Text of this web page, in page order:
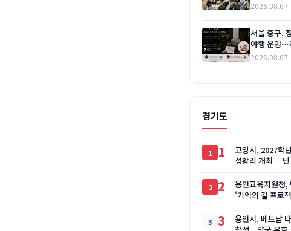
2026.08.07
서울 중구,
야행 운영…
2026.08.07
경기도
1
고양시, 2027학
성황리 개최…
2
용인교육지원청,
'기억의 길 프로
3
용인시, 베트남